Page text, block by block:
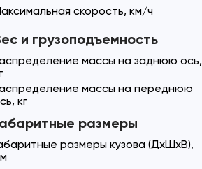
скорость, км/ч
и грузоподъемность
массы на заднюю ось,
массы на переднюю
кг
размеры
размеры кузова (ДхШхВ),